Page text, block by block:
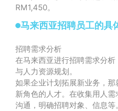
RM1,450。
马来西亚招聘员工的具
招聘需求分析
在马来西亚进行招聘需求分
与人力资源规划。
如果企业计划拓展新业务，
新角色的人才。在收集用人
沟通，明确招聘对象、信息